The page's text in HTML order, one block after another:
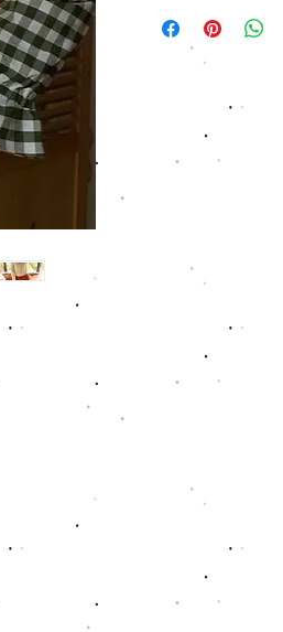
Taille XS/S: (Poitrine
Chez Petite Etincelle,
respectons